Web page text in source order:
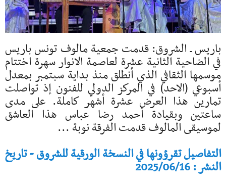
باريس ـ الشروق: قدمت جمعية مالوف تونس باريس
في الضاحية الثانية عشرة لعاصمة الانوار سهرة اختتام
موسمها الثقافي الذي أنطلق منذ بداية سبتمبر بمعدل
أسبوعي (الاحد) في المركز الدولي للفنون إذ تواصلت
تمارين هذا العرض عشرة أشهر كاملة. على مدى
ساعتين وبقيادة أحمد رضا عباس هذا العاشق
لموسيقى المالوف قدمت الفرقة نوبة ...
التفاصيل تقرؤونها في النسخة الورقية للشروق - تاريخ
النشر : 2025/06/16